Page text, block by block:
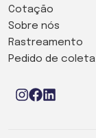
Cotação
Sobre nós
Rastreamento
Pedido de coleta